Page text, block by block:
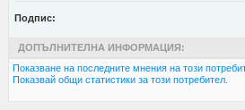
Подпис:
ДОПЪЛНИТЕЛНА ИНФОРМАЦИЯ:
Показване на последните мнения на този
Показвай общи статистики за този потребител.